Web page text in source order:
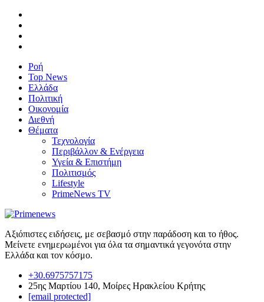
Ροή
Top News
Ελλάδα
Πολιτική
Οικονομία
Διεθνή
Θέματα
Τεχνολογία
Περιβάλλον & Ενέργεια
Υγεία & Επιστήμη
Πολιτισμός
Lifestyle
PrimeNews TV
Αξιόπιστες ειδήσεις, με σεβασμό στην παράδοση και το ήθος.
Μείνετε ενημερωμένοι για όλα τα σημαντικά γεγονότα στην
Ελλάδα και τον κόσμο.
+30.6975757175
25ης Μαρτίου 140, Μοίρες Ηρακλείου Κρήτης
[email protected]